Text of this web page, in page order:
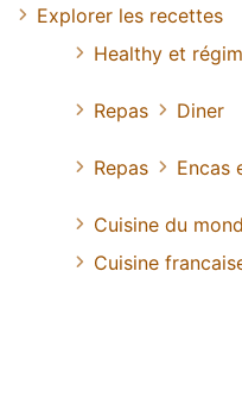
Explorer les recettes
Healthy et
Repas Diner
Repas Encas
Cuisine du
Cuisine